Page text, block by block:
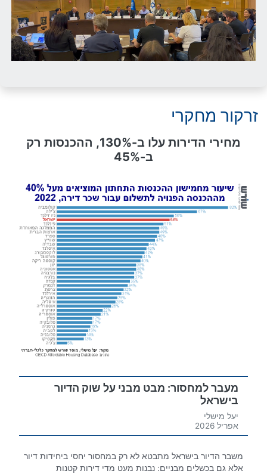
זרקור מחקרי
מחירי הדירות עלו ב-130%, ההכנסות רק
ב-45%
מעבר למחסור: מבט מבני על שוק הדיור
בישראל
יעל מישלי
אפריל 2026
משבר הדיור בישראל מתבטא לא רק במחסור יחסי ביחידות דיור
אלא גם בכשלים מבניים: נבנות מעט מדי דירות קטנות